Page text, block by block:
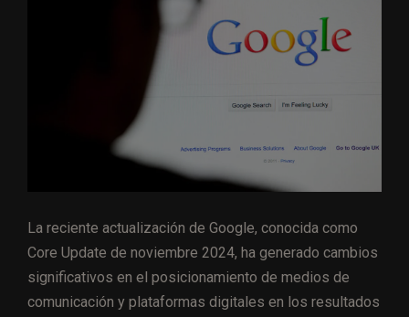
La reciente actualización de Google, conocida como
Core Update de noviembre 2024, ha generado cambios
significativos en el posicionamiento de medios de
comunicación y plataformas digitales en los resultados